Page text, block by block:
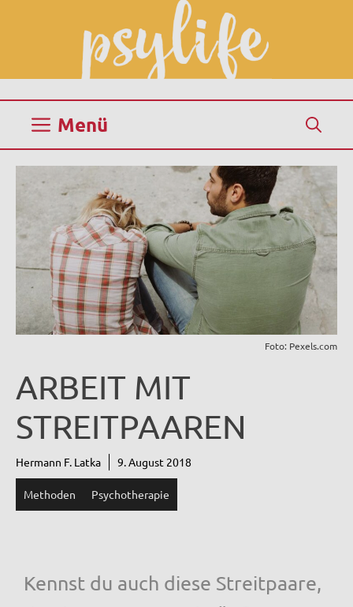
Menü
ARBEIT MIT
STREITPAAREN
Hermann F. Latka 9. August 2018
Methoden Psychotherapie
Foto: Pexels.com
Kennst du auch diese Streitpaare,